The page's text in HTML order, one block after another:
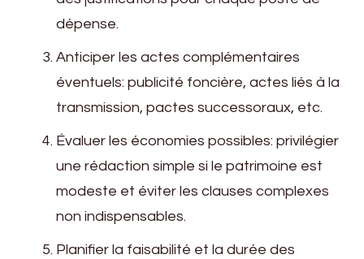
dépense.
Anticiper les actes complémentaires
éventuels: publicité foncière, actes liés à la
transmission, pactes successoraux, etc.
Évaluer les économies possibles: privilégier
une rédaction simple si le patrimoine est
modeste et éviter les clauses complexes
non indispensables.
Planifier la faisabilité et la durée des